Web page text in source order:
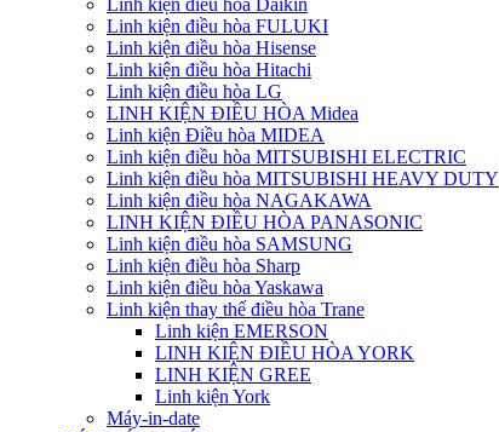
Linh kiện điều hòa Daikin
Linh kiện điều hòa FULUKI
Linh kiện điều hòa Hisense
Linh kiện điều hòa Hitachi
Linh kiện điều hòa LG
LINH KIỆN ĐIỀU HÒA Midea
Linh kiện Điều hòa MIDEA
Linh kiện điều hòa MITSUBISHI ELECTRIC
Linh kiện điều hòa MITSUBISHI HEAVY DUTY
Linh kiện điều hòa NAGAKAWA
LINH KIỆN ĐIỀU HÒA PANASONIC
Linh kiện điều hòa SAMSUNG
Linh kiện điều hòa Sharp
Linh kiện điều hòa Yaskawa
Linh kiện thay thế điều hòa Trane
Linh kiện EMERSON
LINH KIỆN ĐIỀU HÒA YORK
LINH KIỆN GREE
Linh kiện York
Máy-in-date